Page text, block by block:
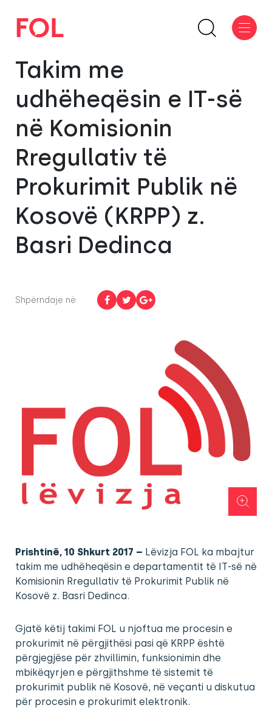
Takim me
udhëheqësin e IT-së
në Komisionin
Rregullativ të
Prokurimit Publik në
Kosovë (KRPP) z.
Basri Dedinca
Shpërndaje në:
Prishtinë, 10 Shkurt 2017 – Lëvizja FOL ka mbajtur
takim me udhëheqësin e departamentit të IT-së në
Komisionin Rregullativ të Prokurimit Publik në
Kosovë z. Basri Dedinca.
Gjatë këtij takimi FOL u njoftua me procesin e
prokurimit në përgjithësi pasi që KRPP është
përgjegjëse për zhvillimin, funksionimin dhe
mbikëqyrjen e përgjithshme të sistemit të
prokurimit publik në Kosovë, në veçanti u diskutua
për procesin e prokurimit elektronik.